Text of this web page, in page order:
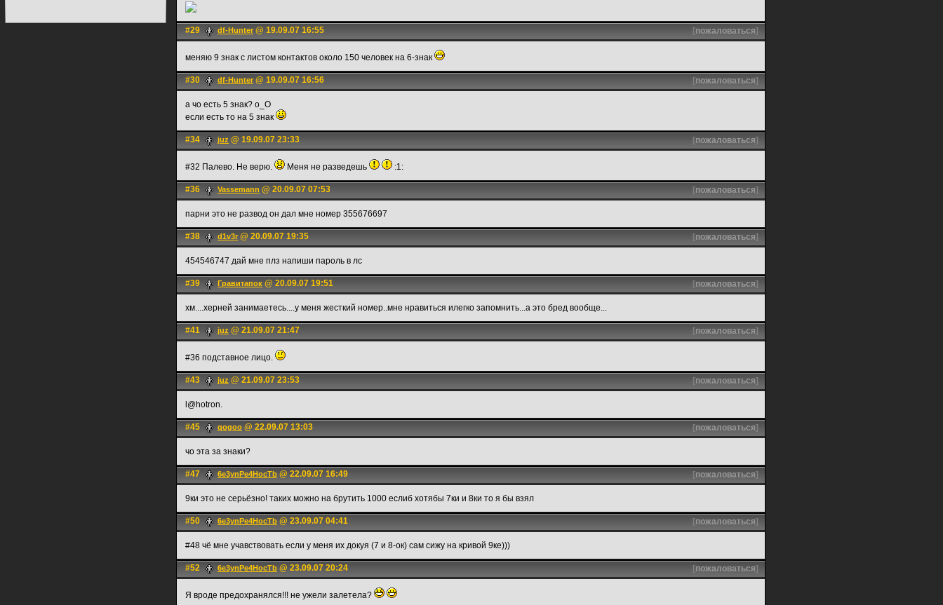
#29 df-Hunter @ 19.09.07 16:55 [пожаловаться]
меняю 9 знак с листом контактов около 150 человек на 6-знак
#30 df-Hunter @ 19.09.07 16:56 [пожаловаться]
а чо есть 5 знак? о_О
если есть то на 5 знак
#34 juz @ 19.09.07 23:33 [пожаловаться]
#32 Палево. Не верю. Меня не разведешь :1:
#36 Vassemann @ 20.09.07 07:53 [пожаловаться]
парни это не развод он дал мне номер 355676697
#38 d1v3r @ 20.09.07 19:35 [пожаловаться]
454546747 дай мне плз напиши пароль в лс
#39 Гравитапок @ 20.09.07 19:51 [пожаловаться]
хм....херней занимаетесь....у меня жесткий номер..мне нравиться илегко запомнить...а это бред вообще...
#41 juz @ 21.09.07 21:47 [пожаловаться]
#36 подставное лицо.
#43 juz @ 21.09.07 23:53 [пожаловаться]
l@hotron.
#45 qogoo @ 22.09.07 13:03 [пожаловаться]
чо эта за знаки?
#47 6e3ynPe4HocTb @ 22.09.07 16:49 [пожаловаться]
9ки это не серьёзно! таких можно на брутить 1000 еслиб хотябы 7ки и 8ки то я бы взял
#50 6e3ynPe4HocTb @ 23.09.07 04:41 [пожаловаться]
#48 чё мне учавствовать если у меня их докуя (7 и 8-ок) сам сижу на кривой 9ке)))
#52 6e3ynPe4HocTb @ 23.09.07 20:24 [пожаловаться]
Я вроде предохранялся!!! не ужели залетела?